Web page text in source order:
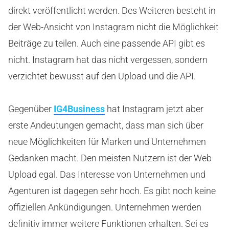
direkt veröffentlicht werden. Des Weiteren besteht in
der Web-Ansicht von Instagram nicht die Möglichkeit
Beiträge zu teilen. Auch eine passende API gibt es
nicht. Instagram hat das nicht vergessen, sondern
verzichtet bewusst auf den Upload und die API.
Gegenüber IG4Business hat Instagram jetzt aber
erste Andeutungen gemacht, dass man sich über
neue Möglichkeiten für Marken und Unternehmen
Gedanken macht. Den meisten Nutzern ist der Web
Upload egal. Das Interesse von Unternehmen und
Agenturen ist dagegen sehr hoch. Es gibt noch keine
offiziellen Ankündigungen. Unternehmen werden
definitiv immer weitere Funktionen erhalten. Sei es